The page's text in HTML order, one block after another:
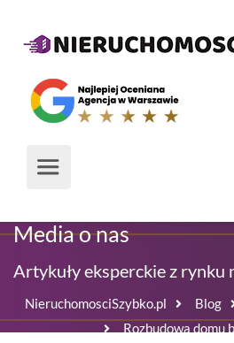
Media o nas
Artykuły eksperckie z rynku
NieruchomosciSzybko.pl Blog
Rozbudowa domu